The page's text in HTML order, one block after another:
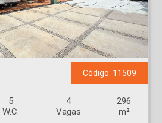
Código: 11509
5
W.C.
4
Vagas
296
m²